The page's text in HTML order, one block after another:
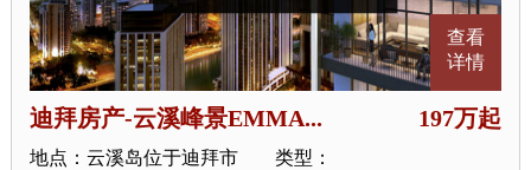
查看
详情
迪拜房产-云溪峰景EMMA... 197万起
地点：云溪岛位于迪拜市
类型：